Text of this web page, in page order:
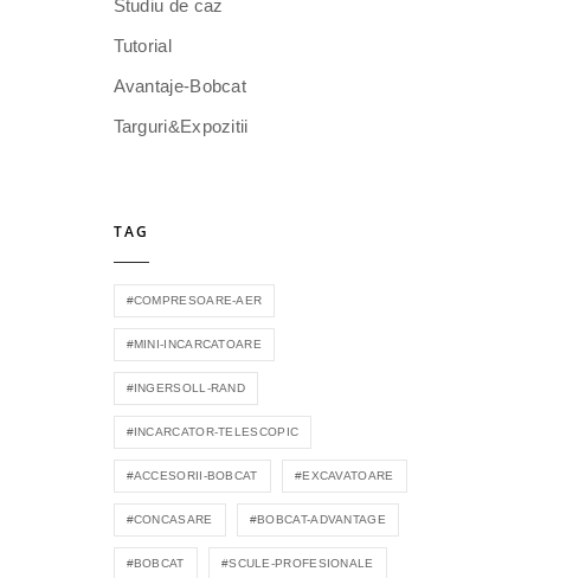
Studiu de caz
Tutorial
Avantaje-Bobcat
Targuri&Expozitii
TAG
#COMPRESOARE-AER
#MINI-INCARCATOARE
#INGERSOLL-RAND
#INCARCATOR-TELESCOPIC
#ACCESORII-BOBCAT #EXCAVATOARE
#CONCASARE #BOBCAT-ADVANTAGE
#BOBCAT #SCULE-PROFESIONALE